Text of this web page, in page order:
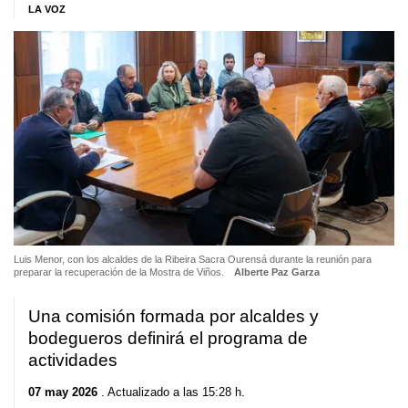
LA VOZ
Luis Menor, con los alcaldes de la Ribeira Sacra Ourensá durante la reunión para
preparar la recuperación de la Mostra de Viños.
Alberte Paz Garza
Una comisión formada por alcaldes y
bodegueros definirá el programa de
actividades
07 may 2026 . Actualizado a las 15:28 h.